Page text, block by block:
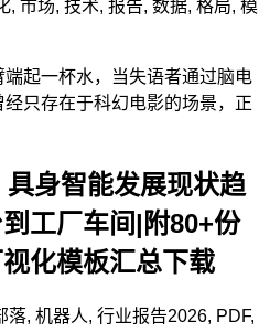
, 市场, 技术, 报告, 数据, 格局, 模
端起一杯水，当失语者通过脑电
只存在于科幻电影的场景，正
身智能发展现状趋
工厂车间|附80+份
化模板汇总下载
落, 机器人, 行业报告2026, PDF,